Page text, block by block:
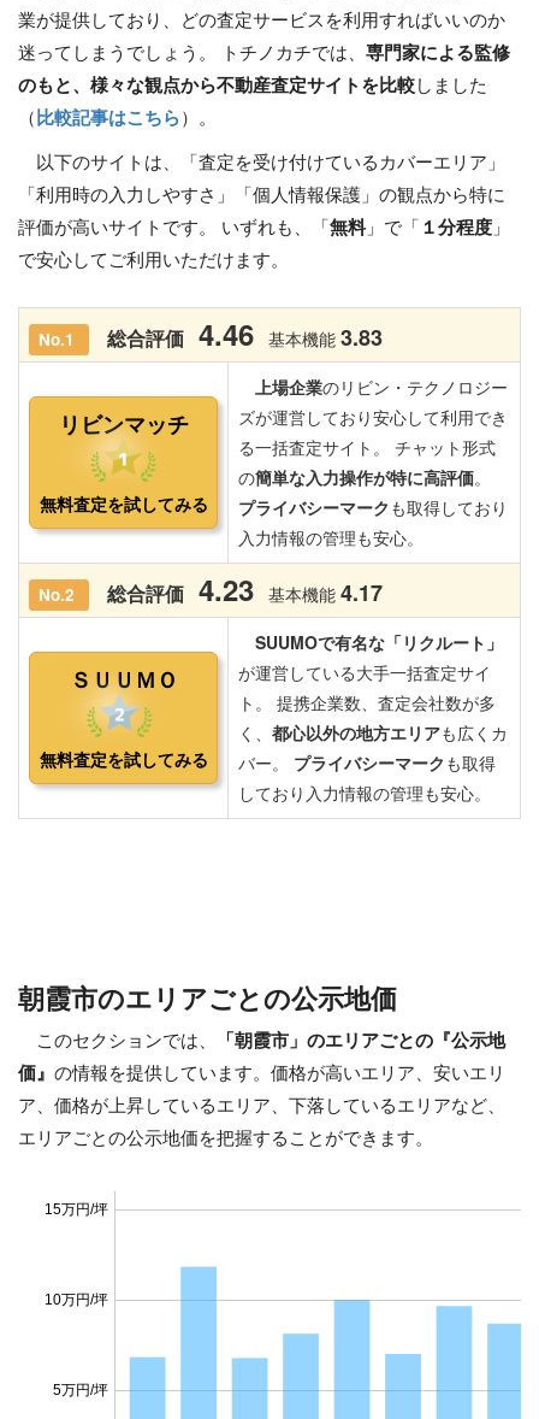
業が提供しており、どの査定サービスを利用すればいいのか
迷ってしまうでしょう。 トチノカチでは、 専門家による監修
のもと、様々な観点から不動産査定サイトを比較 しました
（ 比較記事はこちら ）。
以下のサイトは、「査定を受け付けているカバーエリア」
「利用時の入力しやすさ」「個人情報保護」の観点から特に
評価が高いサイトです。 いずれも、「 無料」で「 １分程度 」
で安心してご利用いただけます。
朝霞市のエリアごとの公示地価
このセクションでは、
「朝霞市」のエリアごとの『公示地
価』 の情報を提供しています。価格が高いエリア、安いエリ
ア、価格が上昇しているエリア、下落しているエリアなど、
エリアごとの公示地価を把握することができます。
5万円/坪
10万円/坪
15万円/坪